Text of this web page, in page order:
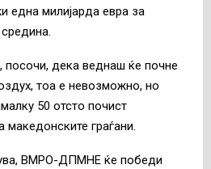
милијарда евра за
дека веднаш ќе почне
тоа е невозможно, но
50 отсто почист
македонските граѓани.
ВМРО-ДПМНЕ ќе победи